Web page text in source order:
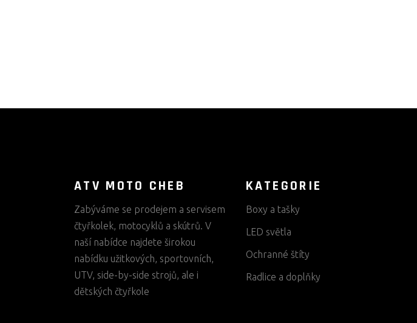
ATV MOTO CHEB
Zabýváme se prodejem a servisem
čtyřkolek, motocyklů a skútrů. V
naší nabídce najdete širokou
nabídku užitkových, sportovních,
UTV, side-by-side strojů, ale i
dětských čtyřkole
KATEGORIE
Boxy a tašky
LED světla
Ochranné štíty
Radlice a doplňky